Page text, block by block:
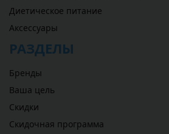
Диетическое питание
Аксессуары
РАЗДЕЛЫ
Бренды
Ваша цель
Скидки
Скидочная программа